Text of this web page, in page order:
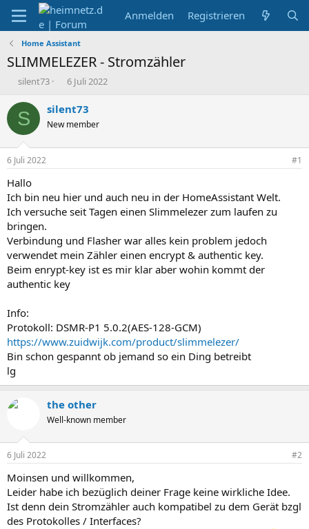
Anmelden Registrieren
Home Assistant
SLIMMELEZER - Stromzähler
E
s
t
e
r
silent73
E
s
e
t
m
6 Juli 2022
S silent73
New member
6 Juli 2022 #1
Hallo
Ich bin neu hier und auch neu in der HomeAssistant Welt.
Ich versuche seit Tagen einen Slimmelezer zum laufen zu
bringen.
Verbindung und Flasher war alles kein problem jedoch
verwendet mein Zähler einen encrypt & authentic key.
Beim enrypt-key ist es mir klar aber wohin kommt der
authentic key
Info:
Protokoll: DSMR-P1 5.0.2(AES-128-GCM)
https://www.zuidwijk.com/product/slimmelezer/
Bin schon gespannt ob jemand so ein Ding betreibt
lg
the other
Well-known member
6 Juli 2022 #2
Moinsen und willkommen,
Leider habe ich bezüglich deiner Frage keine wirkliche Idee.
Ist denn dein Stromzähler auch kompatibel zu dem Gerät bzgl
des Protokolles / Interfaces?